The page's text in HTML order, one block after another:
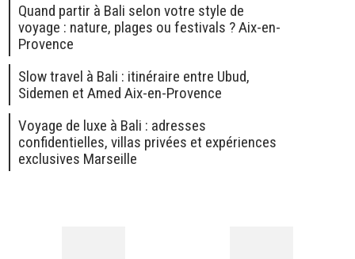
Quand partir à Bali selon votre style de
voyage : nature, plages ou festivals ? Aix-en-
Provence
Slow travel à Bali : itinéraire entre Ubud,
Sidemen et Amed Aix-en-Provence
Voyage de luxe à Bali : adresses
confidentielles, villas privées et expériences
exclusives Marseille